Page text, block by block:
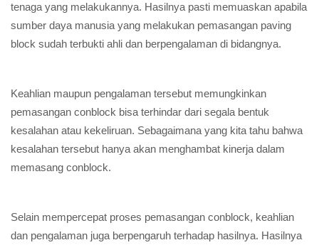
tenaga yang melakukannya. Hasilnya pasti memuaskan apabila
sumber daya manusia yang melakukan pemasangan paving
block sudah terbukti ahli dan berpengalaman di bidangnya.
Keahlian maupun pengalaman tersebut memungkinkan
pemasangan conblock bisa terhindar dari segala bentuk
kesalahan atau kekeliruan. Sebagaimana yang kita tahu bahwa
kesalahan tersebut hanya akan menghambat kinerja dalam
memasang conblock.
Selain mempercepat proses pemasangan conblock, keahlian
dan pengalaman juga berpengaruh terhadap hasilnya. Hasilnya